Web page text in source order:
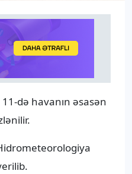
də havanın əsasən